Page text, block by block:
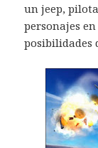
un jeep,
personajes
posibilidades